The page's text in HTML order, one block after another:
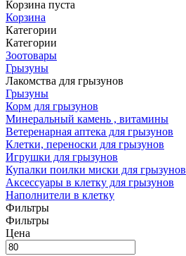
Корзина пуста
Корзина
Категории
Категории
Зоотовары
Грызуны
Лакомства для грызунов
Грызуны
Корм для грызунов
Минеральный камень , витамины
Ветеренарная аптека для грызунов
Клетки, переноски для грызунов
Игрушки для грызунов
Купалки поилки миски для грызунов
Аксессуары в клетку для грызунов
Наполнители в клетку
Фильтры
Фильтры
Цена